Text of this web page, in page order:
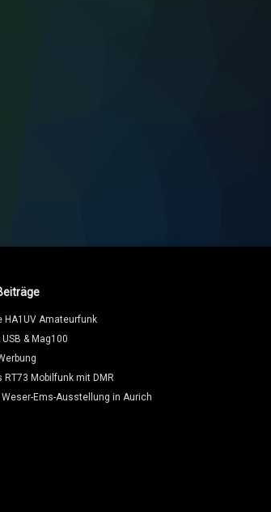
HA1UV Amateurfunk
USB & Mag100
RT73 Mobilfunk mit DMR
Weser-Ems-Ausstellung in Aurich